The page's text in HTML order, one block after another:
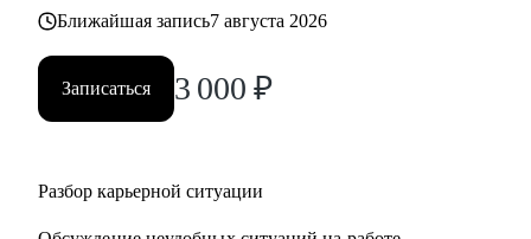
Ближайшая запись7 августа 2026
Записаться 3 000 ₽
Разбор карьерной ситуации